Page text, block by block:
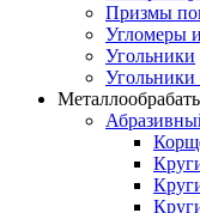
Призмы
Угломеры
Угольники
Угольники